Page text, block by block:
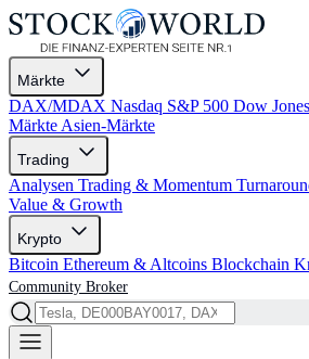
Märkte
DAX/MDAX Nasdaq S&P 500 Dow Jones
Märkte Asien-Märkte
Trading
Analysen Trading & Momentum
Value & Growth
Krypto
Bitcoin Ethereum & Altcoins Blockchain
Community Broker